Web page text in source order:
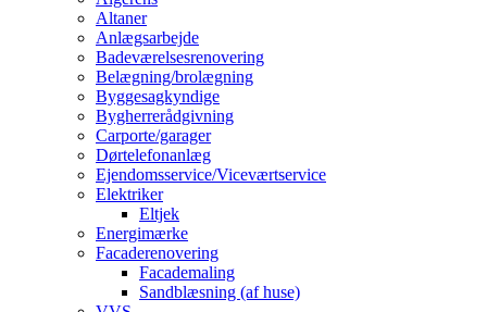
Altaner
Anlægsarbejde
Badeværelsesrenovering
Belægning/brolægning
Byggesagkyndige
Bygherrerådgivning
Carporte/garager
Dørtelefonanlæg
Ejendomsservice/Viceværtservice
Elektriker
Eltjek
Energimærke
Facaderenovering
Facademaling
Sandblæsning (af huse)